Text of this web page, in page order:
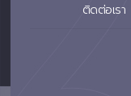
ติดต่อเรา